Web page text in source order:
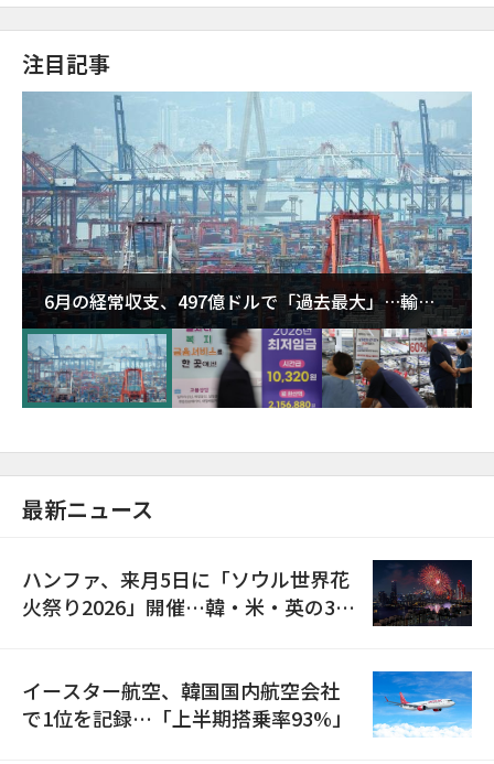
注目記事
6月の経常収支、497億ドルで「過去最大」…輸出
が初の1000億ドル突破
最新ニュース
ハンファ、来月5日に「ソウル世界花
火祭り2026」開催…韓・米・英の3カ
イースター航空、韓国国内航空会社
で1位を記録…「上半期搭乗率93%」